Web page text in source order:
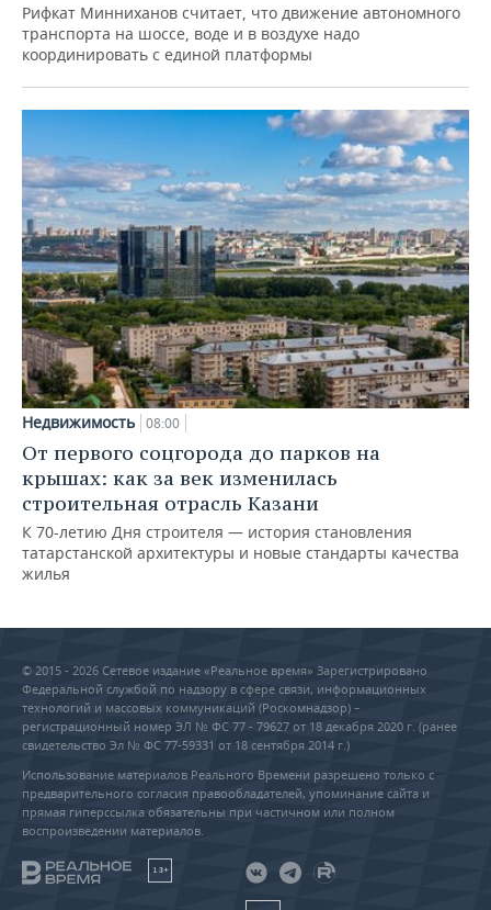
Рифкат Минниханов считает, что движение автономного
транспорта на шоссе, воде и в воздухе надо
координировать с единой платформы
Недвижимость 08:00
От первого соцгорода до парков на
крышах: как за век изменилась
строительная отрасль Казани
К 70-летию Дня строителя — история становления
татарстанской архитектуры и новые стандарты качества
жилья
© 2015 - 2026 Сетевое издание «Реальное время» Зарегистрировано
Федеральной службой по надзору в сфере связи, информационных
технологий и массовых коммуникаций (Роскомнадзор) –
регистрационный номер ЭЛ № ФС 77 - 79627 от 18 декабря 2020 г. (ранее
свидетельство Эл № ФС 77-59331 от 18 сентября 2014 г.)
Использование материалов Реального Времени разрешено только с
предварительного согласия правообладателей, упоминание сайта и
прямая гиперссылка обязательны при частичном или полном
воспроизведении материалов.
18+